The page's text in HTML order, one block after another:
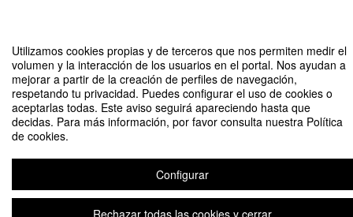
Utilizamos cookies propias y de terceros que nos permiten medir el
volumen y la interacción de los usuarios en el portal. Nos ayudan a
mejorar a partir de la creación de perfiles de navegación,
respetando tu privacidad. Puedes configurar el uso de cookies o
aceptarlas todas. Este aviso seguirá apareciendo hasta que
decidas. Para más información, por favor consulta nuestra Política
de cookies.
Configurar
Rechazar todas las cookies y cerrar
CV-18 IMÁGENES CONTABLES EN MOVIMIENTO. BALANCES
DINÁMICOS Y LA CIRCULACIÓN DE LOS ESTADOS FINANCIEROS.
Organizado por SERGIO LÓPEZ MORENO & PATRICIA GRANADOS
GONZÁLEZ.
Copyright © 2026